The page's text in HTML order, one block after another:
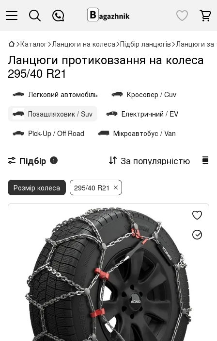
Каталог Ланцюги на колеса Підбір ланцюгів Ланцюги за
Ланцюги протиковзання на колеса
295/40 R21
Легковий автомобіль
Кросовер / Cuv
Позашляховик / Suv
Електричний / EV
Pick-Up / Off Road
Мікроавтобус / Van
Підбір 1 За популярністю
Розмір колеса 295/40 R21